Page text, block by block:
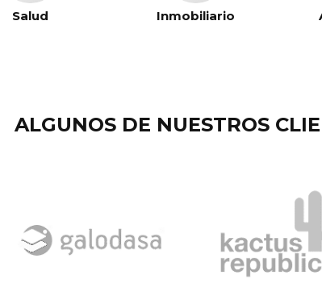
Salud Inmobiliario
ALGUNOS DE NUESTROS